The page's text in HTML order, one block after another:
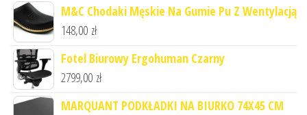
M&C Chodaki Męskie Na Gumie Pu Z Wentylacją
148,00 zł
Fotel Biurowy Ergohuman Czarny
2799,00 zł
MARQUANT PODKŁADKI NA BIURKO 74X45 CM